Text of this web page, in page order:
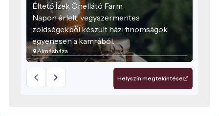
Éltető Ízek Önellátó Farm
Napon érlelt, vegyszermentes
zöldségekből készült házi finomságok
egyenesen a kamrából.
Almásháza
Helyszín megtekintése